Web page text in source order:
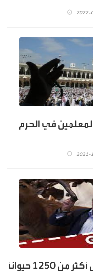
2022-
في الحرم
2021-
حيواناً